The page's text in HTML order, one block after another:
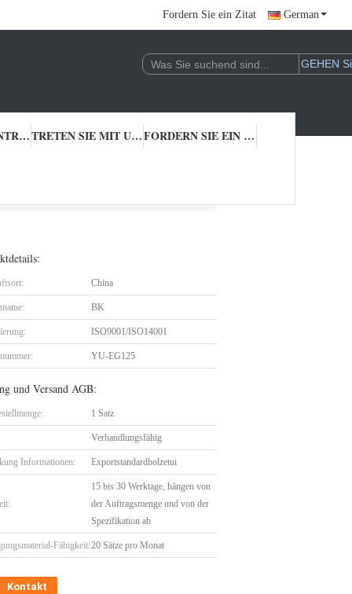
Fordern Sie ein Zitat German
QUALITÄTSKONTROLLE TRETEN SIE MIT UNS IN VERBINDUNG FORDERN SIE EIN ZITAT
China
BK
ISO9001/ISO14001
YU-EG125
und Versand AGB:
1 Satz
Verhandlungsfähig
Informationen: Exportstandardholzetui
15 bis 30 Werktage, hängen von
der Auftragsmenge und von der
Spezifikation ab
Fähigkeit:20 Sätze pro Monat
Kontakt